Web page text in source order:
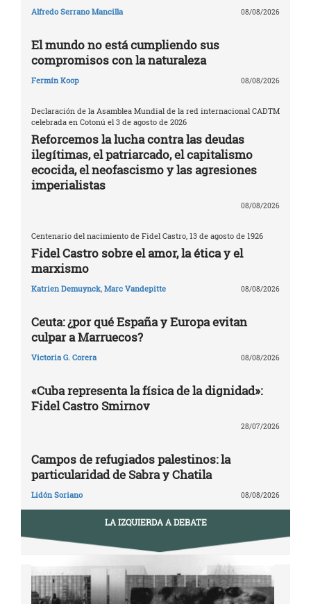
Alfredo Serrano Mancilla 08/08/2026
El mundo no está cumpliendo sus
compromisos con la naturaleza
Fermín Koop 08/08/2026
Declaración de la Asamblea Mundial de la red internacional CADTM
celebrada en Cotonú el 3 de agosto de 2026
Reforcemos la lucha contra las deudas
ilegítimas, el patriarcado, el capitalismo
ecocida, el neofascismo y las agresiones
imperialistas
08/08/2026
Centenario del nacimiento de Fidel Castro, 13 de agosto de 1926
Fidel Castro sobre el amor, la ética y el
marxismo
Katrien Demuynck, Marc Vandepitte 08/08/2026
Ceuta: ¿por qué España y Europa evitan
culpar a Marruecos?
Victoria G. Corera 08/08/2026
«Cuba representa la física de la dignidad»:
Fidel Castro Smirnov
28/07/2026
Campos de refugiados palestinos: la
particularidad de Sabra y Chatila
Lidón Soriano 08/08/2026
LA IZQUIERDA A DEBATE